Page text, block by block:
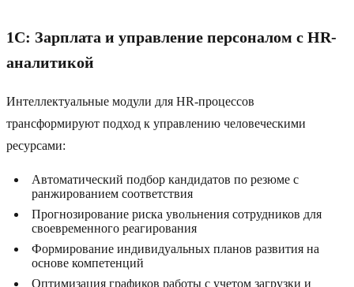
1C: Зарплата и управление персоналом с HR-
аналитикой
Интеллектуальные модули для HR-процессов
трансформируют подход к управлению человеческими
ресурсами:
Автоматический подбор кандидатов по резюме с
ранжированием соответствия
Прогнозирование риска увольнения сотрудников для
своевременного реагирования
Формирование индивидуальных планов развития на
основе компетенций
Оптимизация графиков работы с учетом загрузки и